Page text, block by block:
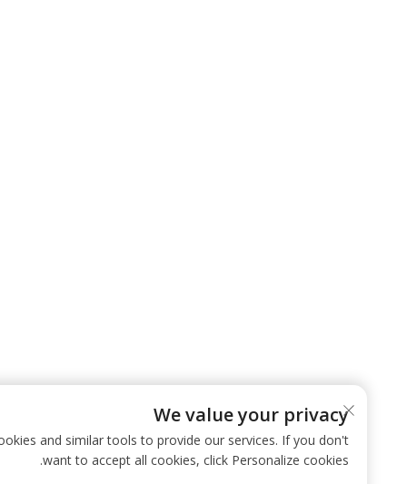
We value your privacy
use cookies and similar tools to provide our services. If you don't
want to accept all cookies, click Personalize cookies.